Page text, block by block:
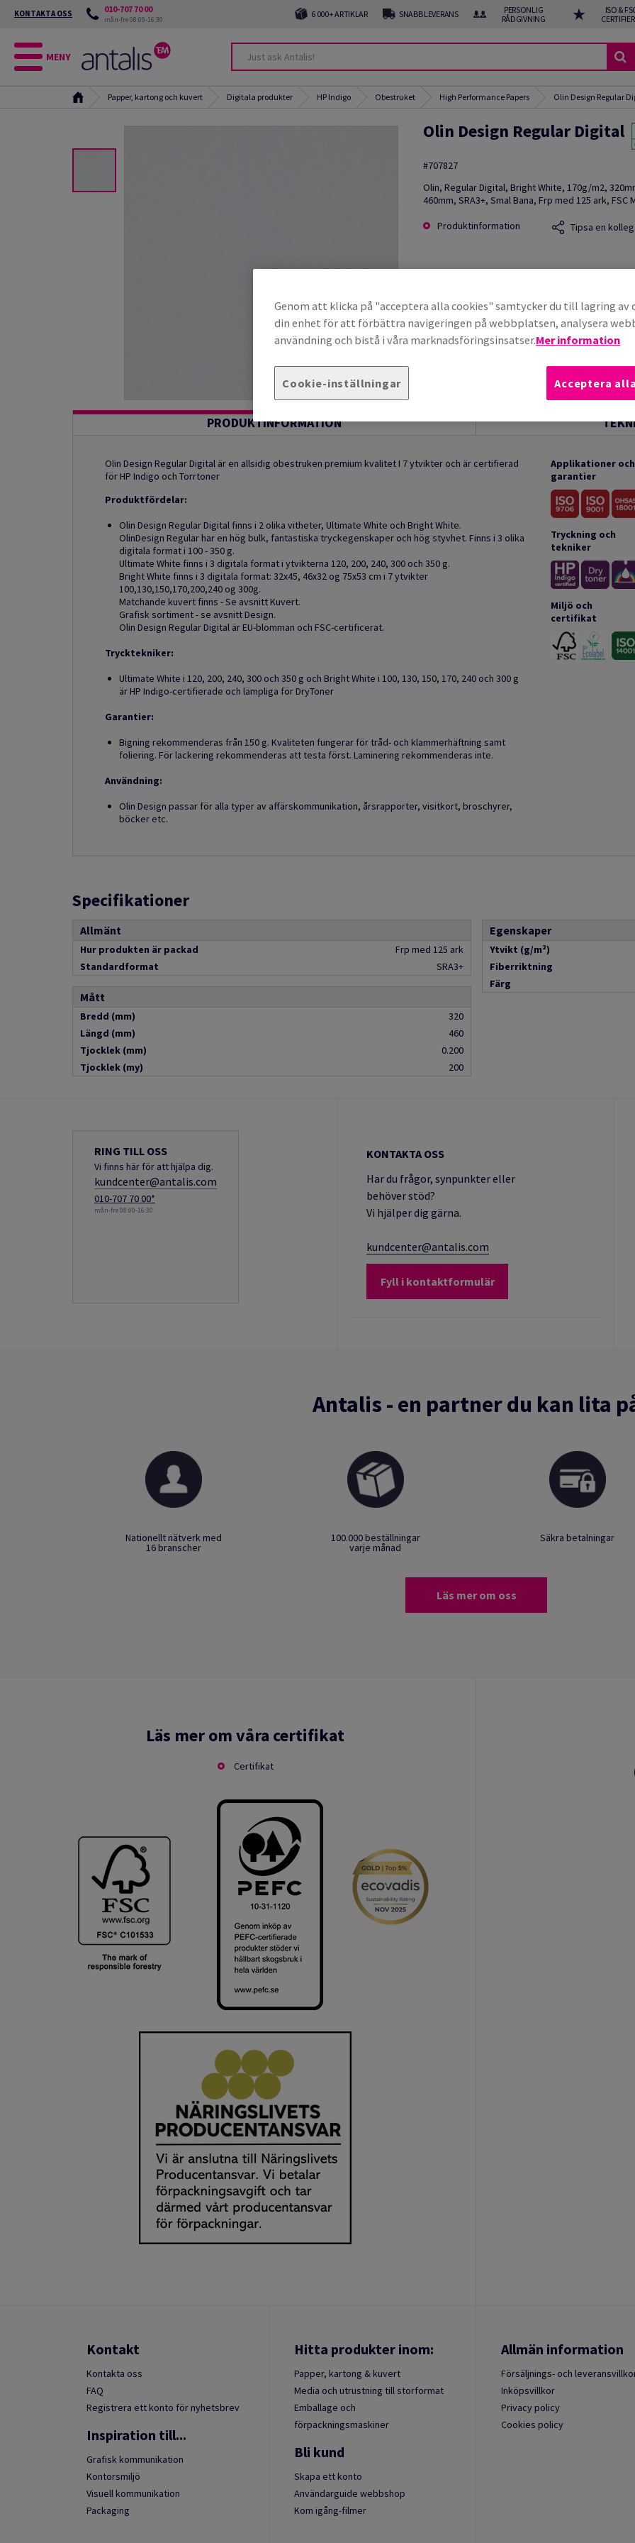
KONTAKTA OSS 010-707 70 00
mån-fre 08:00-16:30 6 000+ ARTIKLAR SNABB LEVERANS
PERSONLIG
RÅDGIVNING
ISO &
MENY
Papper, kartong och kuvert Digitala produkter HP Indigo Obestruket High Performance Papers Olin Design Regular
Olin Design Regular Digital
#707827
Olin, Regular Digital, Bright White, 170g/m2,
460mm, SRA3+, Smal Bana, Frp med 125 ark, FSC
Produktinformation
Tipsa en
PRODUKTINFORMATION
Olin Design Regular Digital är en allsidig obestruken premium kvalitet I 7 ytvikter och är certifierad
för HP Indigo och Torrtoner
Produktfördelar:
Olin Design Regular Digital finns i 2 olika vitheter, Ultimate White och Bright White.
OlinDesign Regular har en hög bulk, fantastiska tryckegenskaper och hög styvhet. Finns i 3 olika
digitala format i 100 - 350 g.
Ultimate White finns i 3 digitala format i ytvikterna 120, 200, 240, 300 och 350 g.
Bright White finns i 3 digitala format: 32x45, 46x32 og 75x53 cm i 7 ytvikter
100,130,150,170,200,240 og 300g.
Matchande kuvert finns - Se avsnitt Kuvert.
Grafisk sortiment - se avsnitt Design.
Olin Design Regular Digital är EU-blomman och FSC-certificerat.
Trycktekniker:
Ultimate White i 120, 200, 240, 300 och 350 g och Bright White i 100, 130, 150, 170, 240 och 300 g
är HP Indigo-certifierade och lämpliga för DryToner
Garantier:
Bigning rekommenderas från 150 g. Kvaliteten fungerar för tråd- och klammerhäftning samt
foliering. För lackering rekommenderas att testa först. Laminering rekommenderas inte.
Användning:
Olin Design passar för alla typer av affärskommunikation, årsrapporter, visitkort, broschyrer,
böcker etc.
Applikationer och
garantier
Tryckning och
tekniker
Miljö och
certifikat
Specifikationer
Allmänt
Hur produkten är packad
Frp med 125 ark
Standardformat
SRA3+
Mått
Bredd (mm)
320
Längd (mm)
460
Tjocklek (mm)
0.200
Tjocklek (my)
200
Egenskaper
Ytvikt (g/m²)
Fiberriktning
Färg
RING TILL OSS
Vi finns här för att hjälpa dig.
kundcenter@antalis.com
010-707 70 00*
mån-fre 08:00-16:30
KONTAKTA OSS
Har du frågor, synpunkter eller
behöver stöd?
Vi hjälper dig gärna.
kundcenter@antalis.com
Fyll i kontaktformulär
Antalis - en partner du kan lita
Nationellt nätverk med
16 branscher
100.000 beställningar
varje månad
Säkra betalningar
Läs mer om oss
Läs mer om våra certifikat
Certifikat
Kontakt
Kontakta oss
FAQ
Registrera ett konto för nyhetsbrev
Inspiration till...
Grafisk kommunikation
Kontorsmiljö
Visuell kommunikation
Packaging
Hitta produkter inom:
Papper, kartong & kuvert
Media och utrustning till storformat
Emballage och
förpackningsmaskiner
Bli kund
Skapa ett konto
Användarguide webbshop
Kom igång-filmer
Allmän information
Försäljnings- och
Inköpsvillkor
Privacy policy
Cookies policy
Genom att klicka på "acceptera alla cookies" samtycker du till lagring av
din enhet för att förbättra navigeringen på webbplatsen, analysera
användning och bistå i våra marknadsföringsinsatser.Mer information
Cookie-inställningar Acceptera